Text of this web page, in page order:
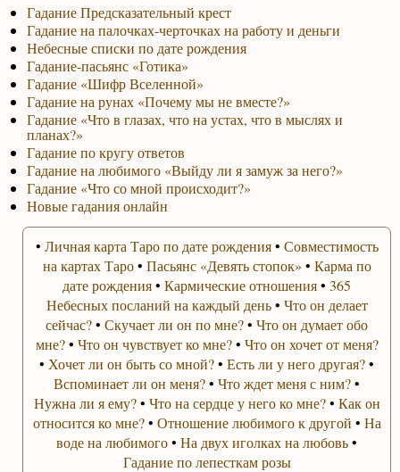
Гадание Предсказательный крест
Гадание на палочках-черточках на работу и деньги
Небесные списки по дате рождения
Гадание-пасьянс «Готика»
Гадание «Шифр Вселенной»
Гадание на рунах «Почему мы не вместе?»
Гадание «Что в глазах, что на устах, что в мыслях и
планах?»
Гадание по кругу ответов
Гадание на любимого «Выйду ли я замуж за него?»
Гадание «Что со мной происходит?»
Новые гадания онлайн
• Личная карта Таро по дате рождения• Совместимость
на картах Таро• Пасьянс «Девять стопок» • Карма по
дате рождения•Кармические отношения•365
Небесных посланий на каждый день• Что он делает
сейчас?•Скучает ли он по мне?•Что он думает обо
мне?• Что он чувствует ко мне?• Что он хочет от меня?
• Хочет ли он быть со мной?•Есть ли у него другая?•
Вспоминает ли он меня?•Что ждет меня с ним?•
Нужна ли я ему?• Что на сердце у него ко мне?• Как он
относится ко мне?• Отношение любимого к другой • На
воде на любимого•На двух иголках на любовь•
Гадание по лепесткам розы